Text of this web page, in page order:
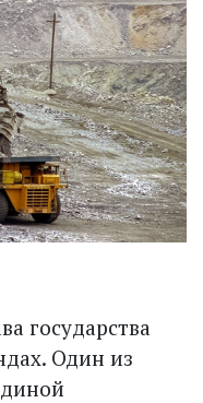
государства
Один из